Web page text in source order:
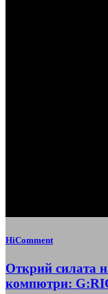
HiComment
Открий силата
компютри: